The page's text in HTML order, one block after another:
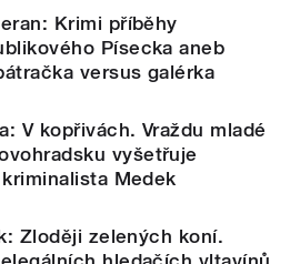
Krimi příběhy
Písecka aneb
versus galérka
V kopřivách. Vraždu mladé
vyšetřuje
Medek
Zloději zelených koní.